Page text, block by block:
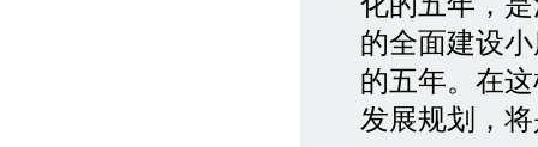
的全面建设
的五年。在
发展规划，